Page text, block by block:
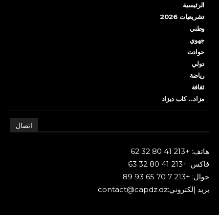
الرئيسية
تشريعيات 2026
وطني
جهوي
حوادث
دولي
رياضة
ثقافة
مزاد… كاب ديزاد
اتصال
هاتف: +213 41 80 32 62
فاكس: +213 41 80 32 63
جوال: +213 7 70 65 93 89
بريد إلكتروني:contact@capdz.dz